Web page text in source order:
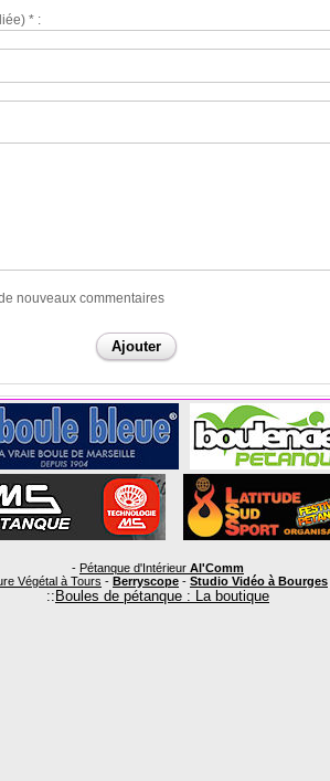
* :
nouveaux commentaires
- Pétanque d'Intérieur Al'Comm
Végétal à Tours - Berryscope - Studio Vidéo à Bourges
:: Boules de pétanque : La boutique